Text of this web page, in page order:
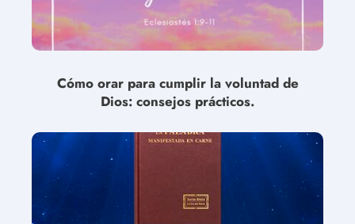
Cómo orar para cumplir la voluntad de
Dios: consejos prácticos.